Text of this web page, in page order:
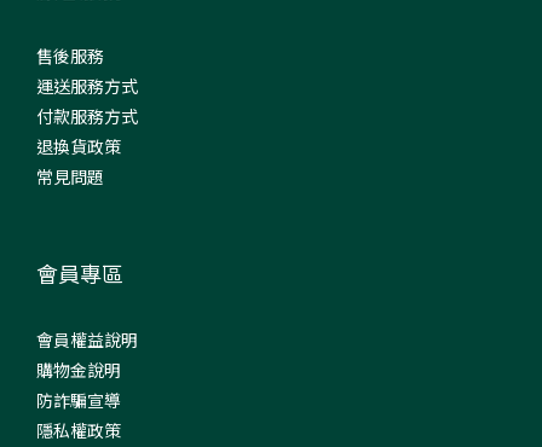
售後服務
運送服務方式
付款服務方式
退換貨政策
常見問題
會員專區
會員權益說明
購物金說明
防詐騙宣導
隱私權政策